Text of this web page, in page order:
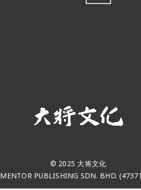
© 2025 大将文化
MENTOR PUBLISHING SDN. BHD.